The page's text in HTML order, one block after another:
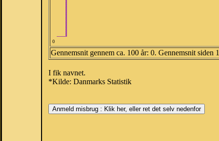
0
Gennemsnit gennem ca. 100 år: 0. Gennemsnit siden
I fik navnet.
*Kilde: Danmarks Statistik